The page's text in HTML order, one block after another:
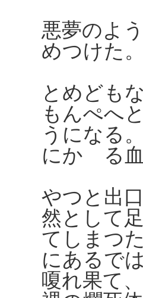
悪夢のよ
めつけた。
とめども
もんぺへ
うになる
にかゝる
やつと出
然として
てしまつ
にあるで
嗄れ果て